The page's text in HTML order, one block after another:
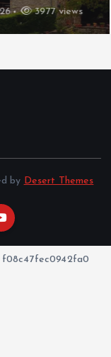
3977 views
by Desert Themes
f08c47fec0942fa0